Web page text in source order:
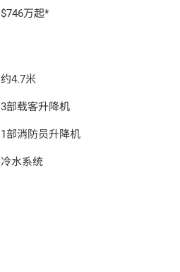
$746万起*
约4.7米
3部载客升降机
1部消防员升降机
冷水系统